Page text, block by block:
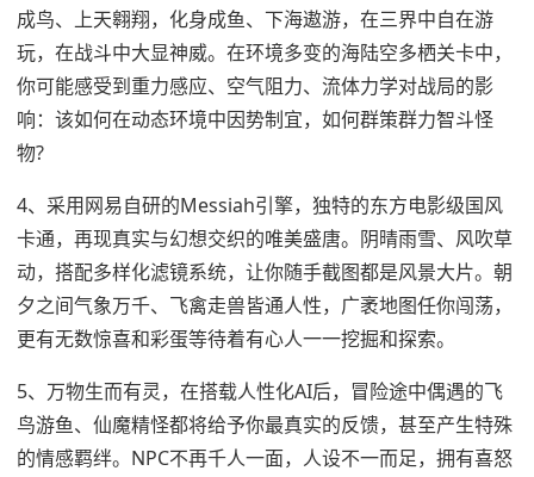
成鸟、上天翱翔，化身成鱼、下海遨游，在三界中自在游
玩，在战斗中大显神威。在环境多变的海陆空多栖关卡中，
你可能感受到重力感应、空气阻力、流体力学对战局的影
响：该如何在动态环境中因势制宜，如何群策群力智斗怪
物?
4、采用网易自研的Messiah引擎，独特的东方电影级国风
卡通，再现真实与幻想交织的唯美盛唐。阴晴雨雪、风吹草
动，搭配多样化滤镜系统，让你随手截图都是风景大片。朝
夕之间气象万千、飞禽走兽皆通人性，广袤地图任你闯荡，
更有无数惊喜和彩蛋等待着有心人一一挖掘和探索。
5、万物生而有灵，在搭载人性化AI后，冒险途中偶遇的飞
鸟游鱼、仙魔精怪都将给予你最真实的反馈，甚至产生特殊
的情感羁绊。NPC不再千人一面，人设不一而足，拥有喜怒